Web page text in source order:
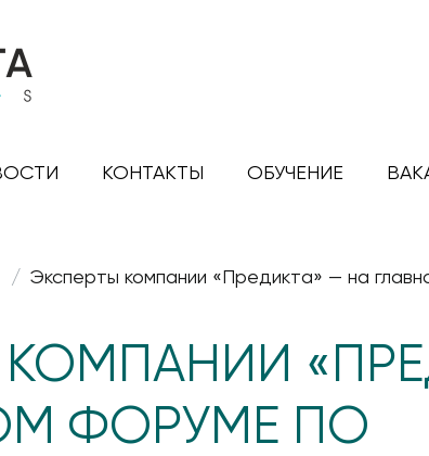
КОНТАКТЫ ОБУЧЕНИЕ
Эксперты компании «Предикта» — на
ФОРУМЕ ПО